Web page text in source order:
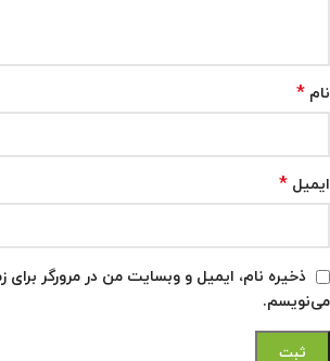
نام *
ایمیل *
ذخیره نام، ایمیل و وبسایت من در مرورگر برای
می‌نویسم.